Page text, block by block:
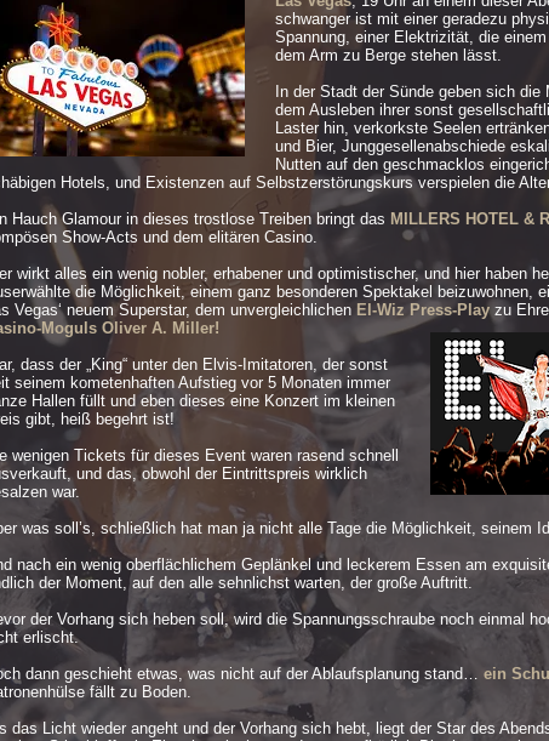
schwanger ist mit einer geradezu
Spannung, einer Elektrizität, die
dem Arm zu Berge stehen lässt.
In der Stadt der Sünde geben sich
dem Ausleben ihrer sonst
Laster hin, verkorkste Seelen
und Bier, Junggesellenabschiede
Nutten auf den geschmacklos
Hotels, und Existenzen auf Selbstzerstörungskurs verspielen die
Hauch Glamour in dieses trostlose Treiben bringt das MILLERS HOTEL &
Show-Acts und dem elitären Casino.
wirkt alles ein wenig nobler, erhabener und optimistischer, und hier haben
die Möglichkeit, einem ganz besonderen Spektakel beizuwohnen,
Vegas‘ neuem Superstar, dem unvergleichlichen El-Wiz Press-Play zu
Moguls Oliver A. Miller!
dass der „King“ unter den Elvis-Imitatoren, der sonst
seinem kometenhaften Aufstieg vor 5 Monaten immer
Hallen füllt und eben dieses eine Konzert im kleinen
gibt, heiß begehrt ist!
wenigen Tickets für dieses Event waren rasend schnell
und das, obwohl der Eintrittspreis wirklich
war.
was soll’s, schließlich hat man ja nicht alle Tage die Möglichkeit, seinem
nach ein wenig oberflächlichem Geplänkel und leckerem Essen am
der Moment, auf den alle sehnlichst warten, der große Auftritt.
der Vorhang sich heben soll, wird die Spannungsschraube noch einmal
erlischt.
dann geschieht etwas, was nicht auf der Ablaufsplanung stand… ein
fällt zu Boden.
das Licht wieder angeht und der Vorhang sich hebt, liegt der Star des